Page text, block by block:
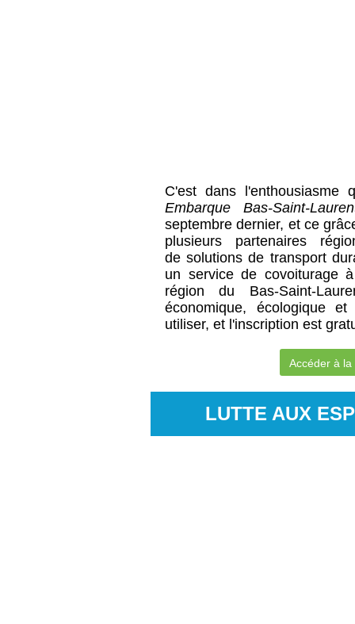
C'est dans l'enthousiasme
Embarque Bas-Saint-
septembre dernier, et ce
plusieurs partenaires
de solutions de transport
un service de covoiturage
région du Bas-Saint-
économique, écologique
utiliser, et l'inscription est
Accéder à
LUTTE AUX